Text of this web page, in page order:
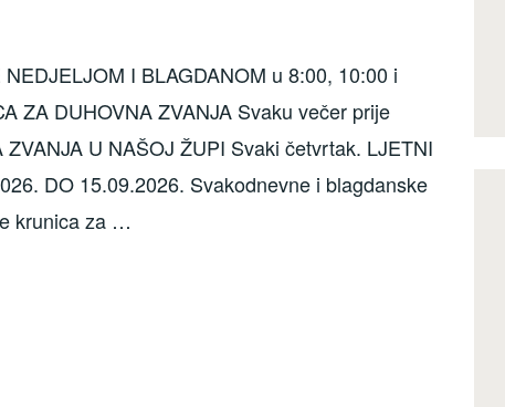
I BLAGDANOM u 8:00, 10:00 i
ZA DUHOVNA ZVANJA Svaku večer prije
U NAŠOJ ŽUPI Svaki četvrtak. LJETNI
DO 15.09.2026. Svakodnevne i blagdanske
krunica za …